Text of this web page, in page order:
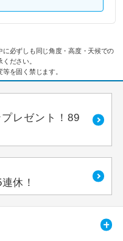
必ずしも同じ角度・高度・天候での
ださい。
を固く禁じます。
レゼント！89
休！